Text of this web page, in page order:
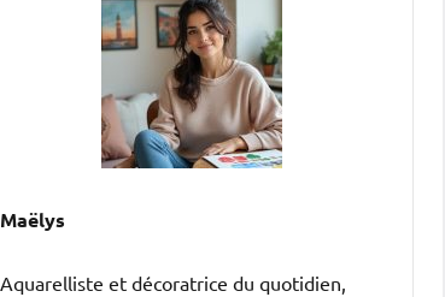
Maëlys
Aquarelliste et décoratrice du quotidien,